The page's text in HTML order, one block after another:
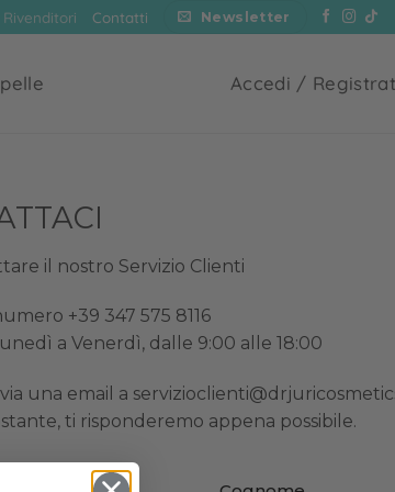
Rivenditori Contatti Newsletter
Accedi /
il nostro Servizio Clienti
+39 347 575 8116
a Venerdì, dalle 9:00 alle 18:00
una email a
ti risponderemo appena possibile.